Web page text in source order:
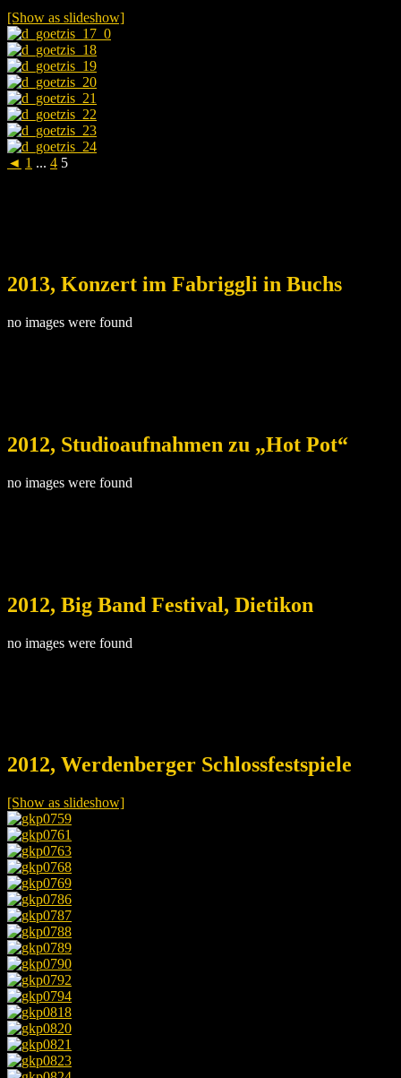
[Show as slideshow]
◄ 1 ... 4 5
2013, Konzert im Fabriggli in Buchs
no images were found
2012, Studioaufnahmen zu „Hot Pot“
no images were found
2012, Big Band Festival, Dietikon
no images were found
2012, Werdenberger Schlossfestspiele
[Show as slideshow]